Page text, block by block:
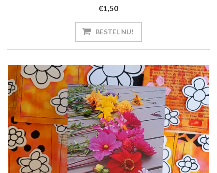
€1,50
BESTEL NU!